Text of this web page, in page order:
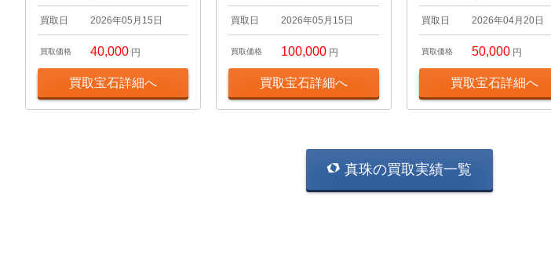
買取日 2026年05月15日
買取価格 40,000 円
買取宝石詳細へ
買取日 2026年05月15日
買取価格 100,000 円
買取宝石詳細へ
買取日 2026年04月20日
買取価格 50,000 円
買取宝石詳細へ
真珠の買取実績一覧